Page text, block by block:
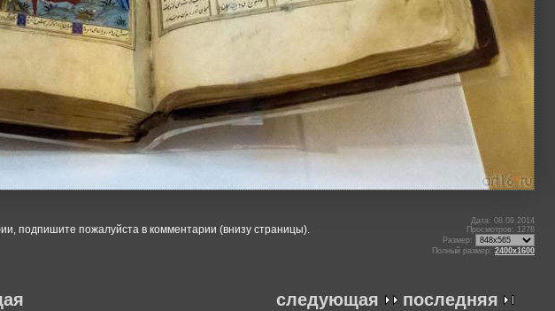
подпишите пожалуйста в комментарии (внизу страницы).
Дата: 08.09.2014
Просмотров: 1278
Размер:
Полный размер: 2400x1600
следующая последняя